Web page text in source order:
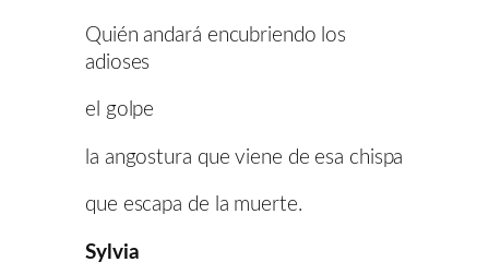
Quién andará encubriendo los
adioses
el golpe
la angostura que viene de esa chispa
que escapa de la muerte.
Sylvia